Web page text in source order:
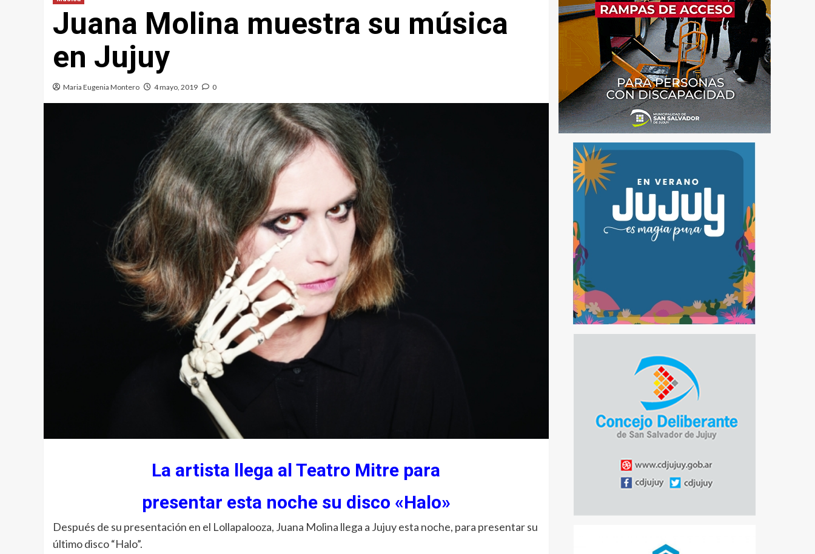
Juana Molina muestra su música
en Jujuy
Maria Eugenia Montero 4 mayo, 2019 0
La artista llega al Teatro Mitre para
presentar esta noche su disco «Halo»
Después de su presentación en el Lollapalooza, Juana Molina llega a Jujuy esta noche, para presentar su
último disco “Halo”.